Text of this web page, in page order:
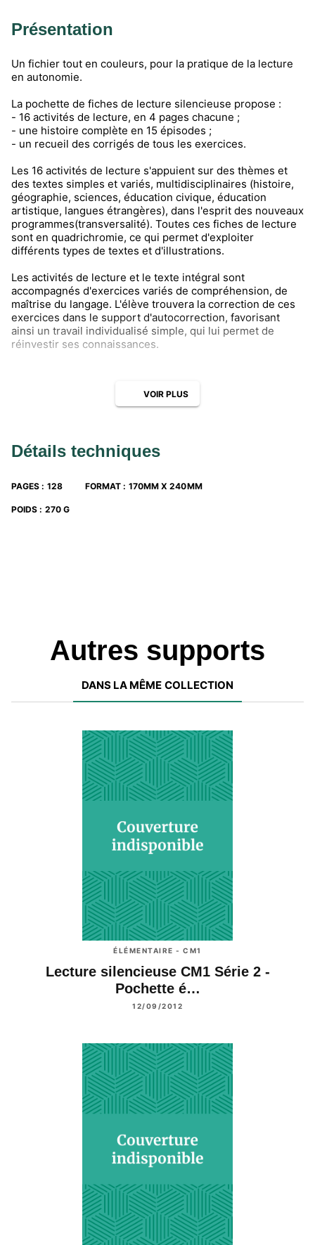
Présentation
Un fichier tout en couleurs, pour la pratique de la lecture
en autonomie.
La pochette de fiches de lecture silencieuse propose :
- 16 activités de lecture, en 4 pages chacune ;
- une histoire complète en 15 épisodes ;
- un recueil des corrigés de tous les exercices.
Les 16 activités de lecture s'appuient sur des thèmes et
des textes simples et variés, multidisciplinaires (histoire,
géographie, sciences, éducation civique, éducation
artistique, langues étrangères), dans l'esprit des nouveaux
programmes(transversalité). Toutes ces fiches de lecture
sont en quadrichromie, ce qui permet d'exploiter
différents types de textes et d'illustrations.
Les activités de lecture et le texte intégral sont
accompagnés d'exercices variés de compréhension, de
maîtrise du langage. L'élève trouvera la correction de ces
exercices dans le support d'autocorrection, favorisant
ainsi un travail individualisé simple, qui lui permet de
réinvestir ses connaissances.
VOIR PLUS
Détails techniques
PAGES : 128 FORMAT : 170MM X 240MM
POIDS : 270 G
Autres supports
DANS LA MÊME COLLECTION
ÉLÉMENTAIRE - CM1
Lecture silencieuse CM1 Série 2 -
Pochette é…
12/09/2012